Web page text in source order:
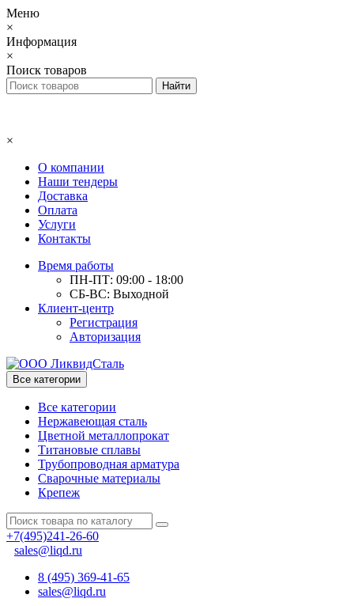
Меню
×
Информация
×
Поиск товаров
×
О компании
Наши тендеры
Доставка
Оплата
Услуги
Контакты
Время работы
ПН-ПТ: 09:00 - 18:00
СБ-ВС: Выходной
Клиент-центр
Регистрация
Авторизация
Все категории
Все категории
Нержавеющая сталь
Цветной металлопрокат
Титановые сплавы
Трубопроводная арматура
Сварочные материалы
Крепеж
+7(495)241-26-60
sales@liqd.ru
8 (495) 369-41-65
sales@liqd.ru